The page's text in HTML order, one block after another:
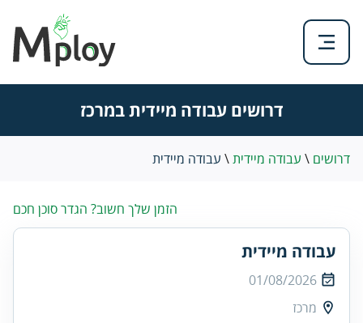
דרושים עבודה מיידית במרכז
דרושים \ עבודה מיידית\ עבודה מיידית
הזמן שלך חשוב? הגדר סוכן חכם
עבודה מיידית
01/08/2026
מרכז